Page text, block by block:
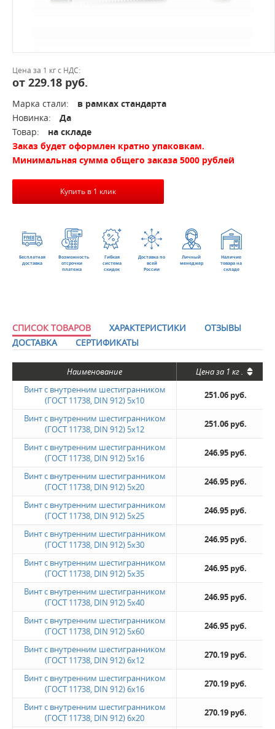
Цена за 1 кг с НДС:
от 229.18 руб.
Марка стали:
в рамках стандарта
Новинка:
Да
Товар:
на складе
Заказ будет оформлен кратно упаковкам.
Минимальная сумма общего заказа 5000 рублей
Купить в 1 клик
Бесплатная
доставка
Возможность
отсрочки
платежа
Гибкая
система
скидок
Доставка по
всей
России
Личный
менеджер
Наличие
товара на
складе
СПИСОК ТОВАРОВ ХАРАКТЕРИСТИКИ
ОТЗЫВЫ
ДОСТАВКА
СЕРТИФИКАТЫ
Наименование Цена за 1 кг.
Винт с внутренним шестигранником
(ГОСТ 11738, DIN 912) 5х10
251.06 руб.
Винт с внутренним шестигранником
(ГОСТ 11738, DIN 912) 5х12
251.06 руб.
Винт с внутренним шестигранником
(ГОСТ 11738, DIN 912) 5х16
246.95 руб.
Винт с внутренним шестигранником
(ГОСТ 11738, DIN 912) 5х20
246.95 руб.
Винт с внутренним шестигранником
(ГОСТ 11738, DIN 912) 5х25
246.95 руб.
Винт с внутренним шестигранником
(ГОСТ 11738, DIN 912) 5х30
246.95 руб.
Винт с внутренним шестигранником
(ГОСТ 11738, DIN 912) 5х35
246.95 руб.
Винт с внутренним шестигранником
(ГОСТ 11738, DIN 912) 5х40
246.95 руб.
Винт с внутренним шестигранником
(ГОСТ 11738, DIN 912) 5х60
246.95 руб.
Винт с внутренним шестигранником
(ГОСТ 11738, DIN 912) 6х12
270.19 руб.
Винт с внутренним шестигранником
(ГОСТ 11738, DIN 912) 6х16
270.19 руб.
Винт с внутренним шестигранником
(ГОСТ 11738, DIN 912) 6х20
270.19 руб.